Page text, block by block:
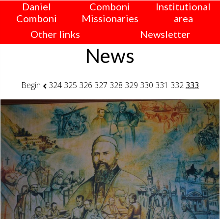
Daniel
Comboni
Comboni
Missionaries
Institutional
area
Other links
Newsletter
News
Begin 324 325 326 327 328 329 330 331 332333